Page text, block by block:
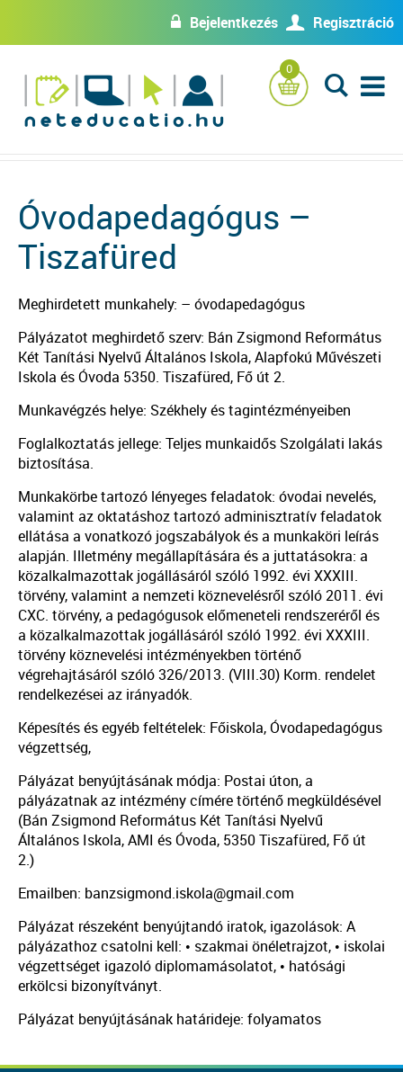
w Bejelentkezés U Regisztráció
0
L
Óvodapedagógus –
Tiszafüred
Meghirdetett munkahely: – óvodapedagógus
Pályázatot meghirdető szerv: Bán Zsigmond Református
Két Tanítási Nyelvű Általános Iskola, Alapfokú Művészeti
Iskola és Óvoda 5350. Tiszafüred, Fő út 2.
Munkavégzés helye: Székhely és tagintézményeiben
Foglalkoztatás jellege: Teljes munkaidős Szolgálati lakás
biztosítása.
Munkakörbe tartozó lényeges feladatok: óvodai nevelés,
valamint az oktatáshoz tartozó adminisztratív feladatok
ellátása a vonatkozó jogszabályok és a munkaköri leírás
alapján. Illetmény megállapítására és a juttatásokra: a
közalkalmazottak jogállásáról szóló 1992. évi XXXIII.
törvény, valamint a nemzeti köznevelésről szóló 2011. évi
CXC. törvény, a pedagógusok előmeneteli rendszeréről és
a közalkalmazottak jogállásáról szóló 1992. évi XXXIII.
törvény köznevelési intézményekben történő
végrehajtásáról szóló 326/2013. (VIII.30) Korm. rendelet
rendelkezései az irányadók.
Képesítés és egyéb feltételek: Főiskola, Óvodapedagógus
végzettség,
Pályázat benyújtásának módja: Postai úton, a
pályázatnak az intézmény címére történő megküldésével
(Bán Zsigmond Református Két Tanítási Nyelvű
Általános Iskola, AMI és Óvoda, 5350 Tiszafüred, Fő út
2.)
Emailben: banzsigmond.iskola@gmail.com
Pályázat részeként benyújtandó iratok, igazolások: A
pályázathoz csatolni kell: • szakmai önéletrajzot, • iskolai
végzettséget igazoló diplomamásolatot, • hatósági
erkölcsi bizonyítványt.
Pályázat benyújtásának határideje: folyamatos